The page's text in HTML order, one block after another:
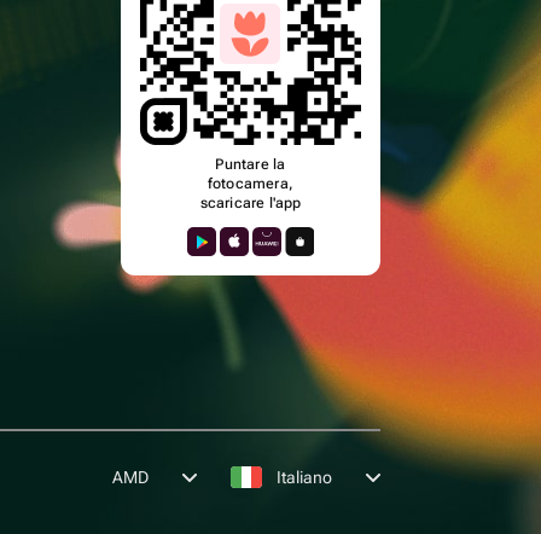
Puntare la
fotocamera,
scaricare l'app
AMD Italiano